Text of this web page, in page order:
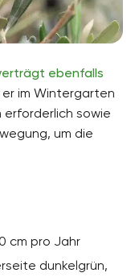
ebenfalls
er im Wintergarten
sowie
um die
cm pro Jahr
dunkelgrün,